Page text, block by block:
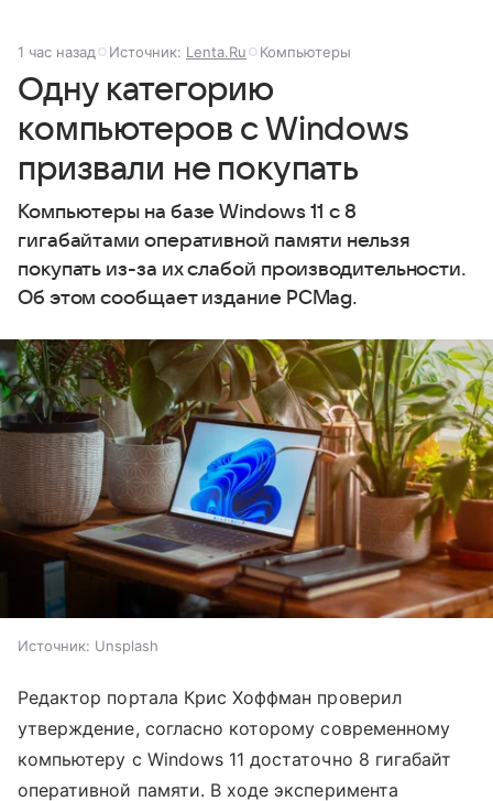
1 час назад Источник: Lenta.Ru Компьютеры
Одну категорию
компьютеров с Windows
призвали не покупать
Компьютеры на базе Windows 11 c 8
гигабайтами оперативной памяти нельзя
покупать из-за их слабой производительности.
Об этом сообщает издание PCMag.
Источник: Unsplash
Редактор портала Крис Хоффман проверил
утверждение, согласно которому современному
компьютеру с Windows 11 достаточно 8 гигабайт
оперативной памяти. В ходе эксперимента